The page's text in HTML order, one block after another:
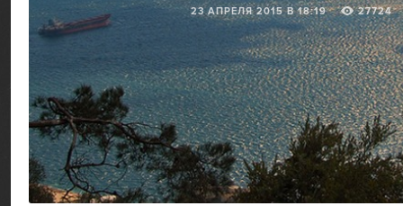
23 АПРЕЛЯ 2015 В 18:19 27724